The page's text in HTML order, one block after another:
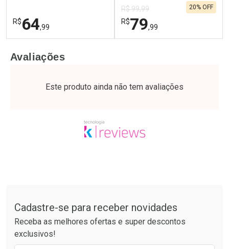
Por R$ 55,99/cada
R$64,99
Dermaclub
Ativar Desconto
Comprar sem Desconto
Por R$ 64,99/cada
Por Menos
Comprar sem Desconto
Por R$ 64,99/cada
R$ 99,99
R$79,99
20% OFF
Laboratório
Ativar Desconto
Comprar sem Desconto
Por Menos
Comprar sem Desconto
Avaliações
Este produto ainda não tem avaliações
Cadastre-se para receber novidades
Receba as melhores ofertas e super descontos
exclusivos!